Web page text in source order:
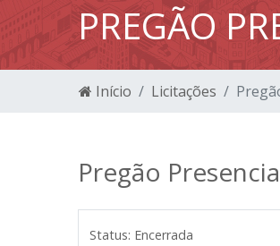
PREGÃO
Início Licitações
Pregão
Status: Encerrada